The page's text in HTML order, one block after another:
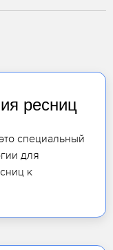
ресниц
специальный
для
к